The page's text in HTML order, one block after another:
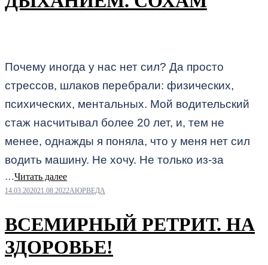
Почему иногда у нас нет сил? Да просто
стрессов, шлаков перебрали: физических,
психических, ментальных. Мой водительский
стаж насчитывал более 20 лет, и, тем не
менее, однажды я поняла, что у меня нет сил
водить машину. Не хочу. Не только из-за
…Читать далее
14.03.202021.08.2022АЮРВЕДА
ВСЕМИРНЫЙ РЕТРИТ. НА
ЗДОРОВЬЕ!